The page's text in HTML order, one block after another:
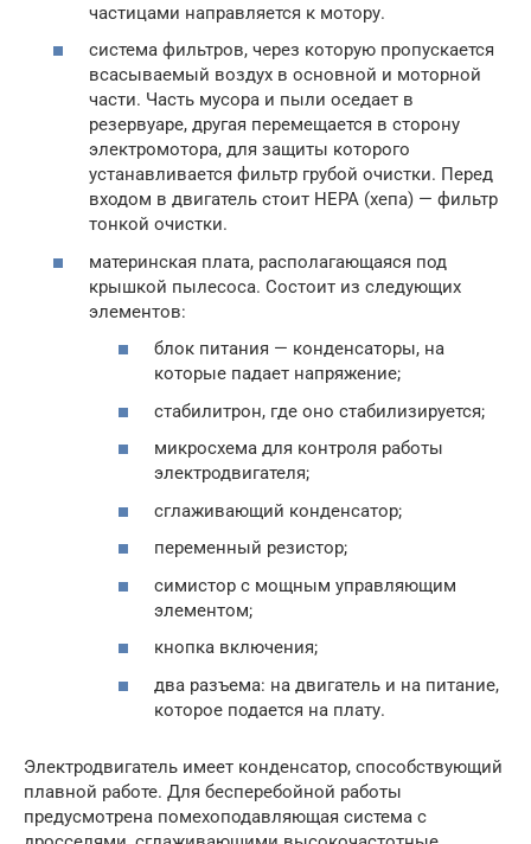
частицами направляется к мотору.
система фильтров, через которую пропускается
всасываемый воздух в основной и моторной
части. Часть мусора и пыли оседает в
резервуаре, другая перемещается в сторону
электромотора, для защиты которого
устанавливается фильтр грубой очистки. Перед
входом в двигатель стоит НЕРА (хепа) — фильтр
тонкой очистки.
материнская плата, располагающаяся под
крышкой пылесоса. Состоит из следующих
элементов:
блок питания — конденсаторы, на
которые падает напряжение;
стабилитрон, где оно стабилизируется;
микросхема для контроля работы
электродвигателя;
сглаживающий конденсатор;
переменный резистор;
симистор с мощным управляющим
элементом;
кнопка включения;
два разъема: на двигатель и на питание,
которое подается на плату.
Электродвигатель имеет конденсатор, способствующий
плавной работе. Для бесперебойной работы
предусмотрена помехоподавляющая система с